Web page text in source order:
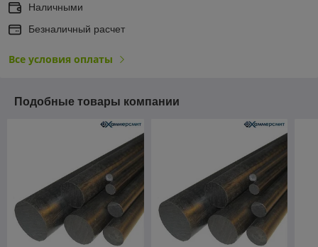
Наличными
Безналичный расчет
Все условия оплаты
Подобные товары компании